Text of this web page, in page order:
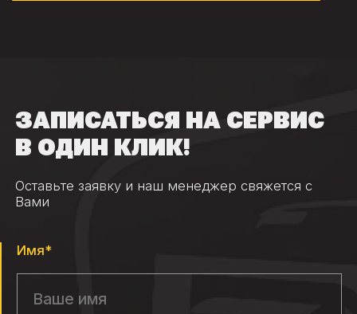
ЗАПИСАТЬСЯ НА СЕРВИС
В ОДИН КЛИК!
Оставьте заявку и наш менеджер свяжется с
Вами
Имя*